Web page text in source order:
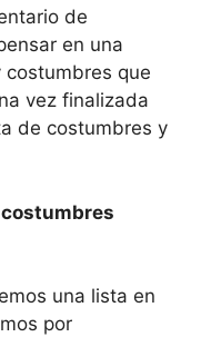
de
en una
costumbres que
vez finalizada
de costumbres y
una lista en
por